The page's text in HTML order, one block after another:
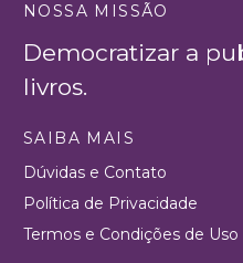
NOSSA MISSÃO
Democratizar a
livros.
SAIBA MAIS
Dúvidas e Contato
Política de Privacidade
Termos e Condições de Uso